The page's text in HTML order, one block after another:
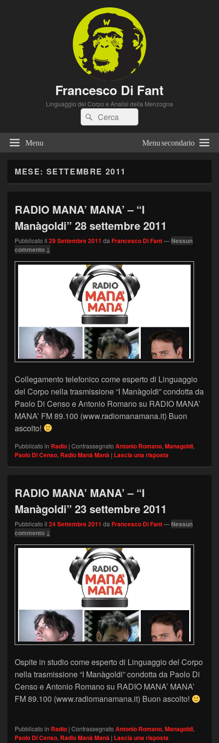
Francesco Di Fant
Linguaggio del Corpo e Analisi della Menzogna
Cerca:Cerca
Menu Menu secondario
MESE: SETTEMBRE 2011
RADIO MANA’ MANA’ – “I
Manàgoldi” 28 settembre 2011
Pubblicato il 29 Settembre 2011 da Francesco Di Fant— Nessun
commento ↓
Collegamento telefonico come esperto di Linguaggio
del Corpo nella trasmissione “I Manàgoldi” condotta da
Paolo Di Censo e Antonio Romano su RADIO MANA’
MANA’ FM 89.100 (www.radiomanamana.it) Buon
ascolto!
Pubblicato in Radio | Contrassegnato Antonio Romano, Managoldi,
Paolo Di Censo, Radio Manà Manà | Lascia una risposta
RADIO MANA’ MANA’ – “I
Manàgoldi” 23 settembre 2011
Pubblicato il 24 Settembre 2011 da Francesco Di Fant— Nessun
commento ↓
Ospite in studio come esperto di Linguaggio del Corpo
nella trasmissione “I Manàgoldi” condotta da Paolo Di
Censo e Antonio Romano su RADIO MANA’ MANA’
FM 89.100 (www.radiomanamana.it) Buon ascolto!
Pubblicato in Radio | Contrassegnato Antonio Romano, Managoldi,
Paolo Di Censo, Radio Manà Manà | Lascia una risposta